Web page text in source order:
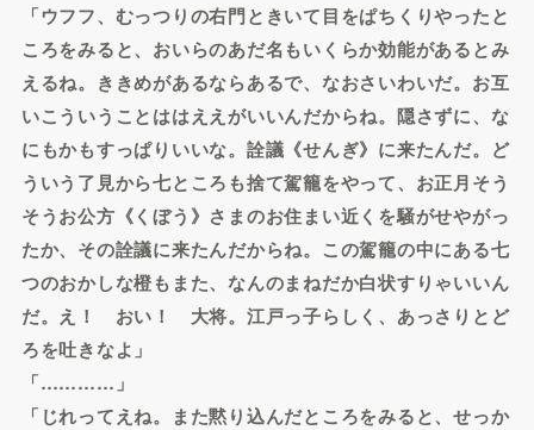
「ウフフ、むっつりの右門ときいて目をぱちくりやったと
ころをみると、おいらのあだ名もいくらか効能があるとみ
えるね。ききめがあるならあるで、なおさいわいだ。お互
いこういうことははええがいいんだからね。隠さずに、な
にもかもすっぱりいいな。詮議《せんぎ》に来たんだ。ど
ういう了見から七ところも捨て駕籠をやって、お正月そう
そうお公方《くぼう》さまのお住まい近くを騒がせやがっ
たか、その詮議に来たんだからね。この駕籠の中にある七
つのおかしな橙もまた、なんのまねだか白状すりゃいいん
だ。え！ おい！ 大将。江戸っ子らしく、あっさりとど
ろを吐きなよ」
「…………」
「じれってえね。また黙り込んだところをみると、せっか